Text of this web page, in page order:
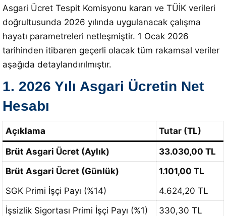
Asgari Ücret Tespit Komisyonu kararı ve TÜİK verileri
doğrultusunda 2026 yılında uygulanacak çalışma
hayatı parametreleri netleşmiştir. 1 Ocak 2026
tarihinden itibaren geçerli olacak tüm rakamsal veriler
aşağıda detaylandırılmıştır.
1. 2026 Yılı Asgari Ücretin Net
Hesabı
Açıklama Tutar (TL)
Brüt Asgari Ücret (Aylık)
33.030,00 TL
Brüt Asgari Ücret (Günlük)
1.101,00 TL
SGK Primi İşçi Payı (%14)
4.624,20 TL
İşsizlik Sigortası Primi İşçi Payı (%1)
330,30 TL